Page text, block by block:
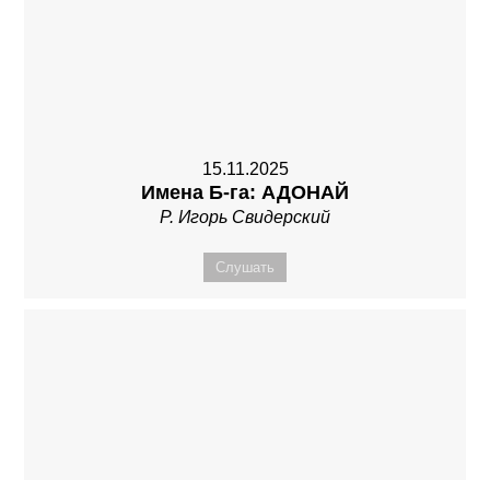
15.11.2025
Имена Б-га: АДОНАЙ
Р. Игорь Свидерский
Слушать